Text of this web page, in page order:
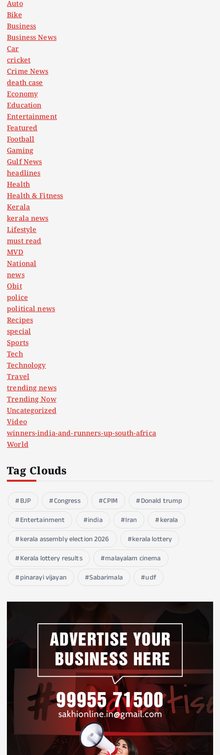
Auto
Bike
Business
Business News
Car
cricket
Crime News
death case
Economy
Education
Entertainment
Featured
Football
Gaming
Gulf News
headlines
Health
Health & Fitness
Kerala
kerala news
Lifestyle
must read
MVD
National
news
Obit
police
political news
Recipes
special
Sports
Tech
Technology
Travel
trending news
Trending Now
Uncategorized
Video
winners-india-and-runners-up-south-africa
World
Tag Clouds
BJP Congress CPIM
Donald trump
Entertainment
india Iran
kerala
kerala assembly election 2026
kerala lottery
Kerala lottery results
malayalam cinema
pinarayi vijayan
Sabarimala udf